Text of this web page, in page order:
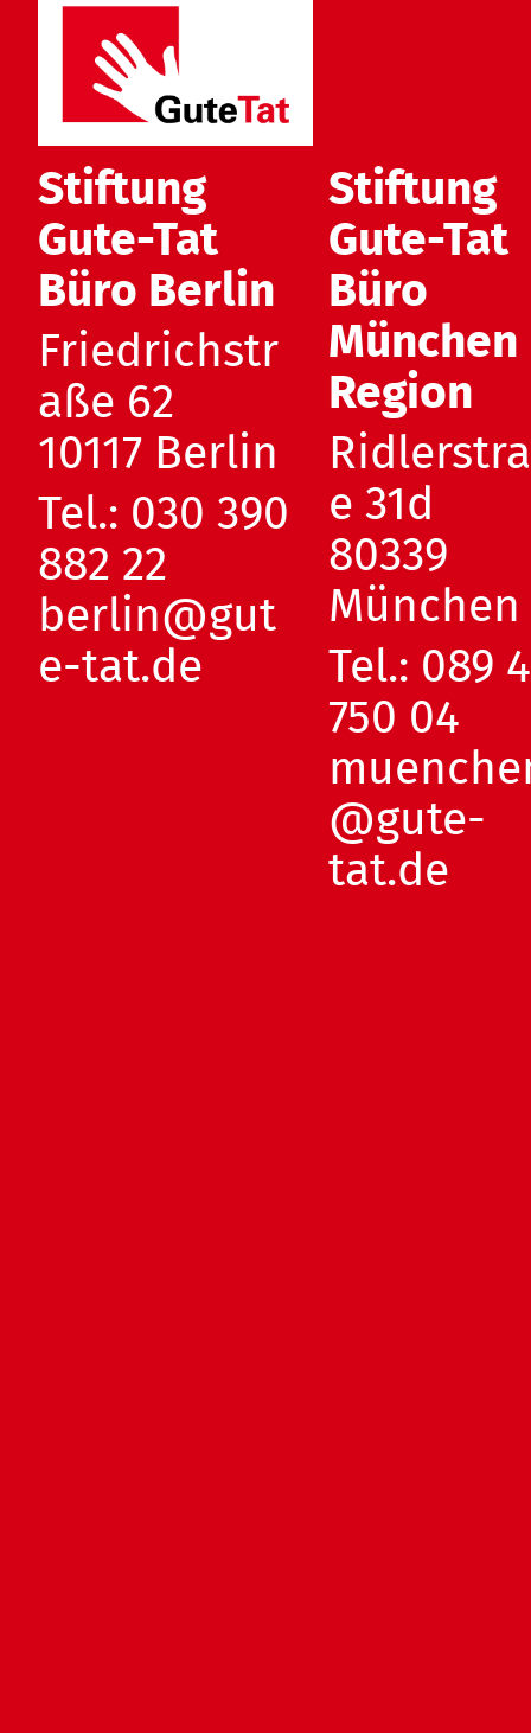
Stiftung
Gute-Tat
Büro Berlin
Friedrichstr
aße 62
10117 Berlin
Tel.: 030 390
882 22
berlin@gut
e-tat.de
Stiftung
Gute-Tat
Büro
München
Region
e 31d
80339
München
Tel.: 089
750 04
@gute-
tat.de